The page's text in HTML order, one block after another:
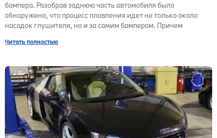
бампера. Разобрав заднюю часть автомобиля было
обнаружено, что процесс плавления идет не только около
насадок глушителя, но и за самим бампером. Причем
Читать полностью